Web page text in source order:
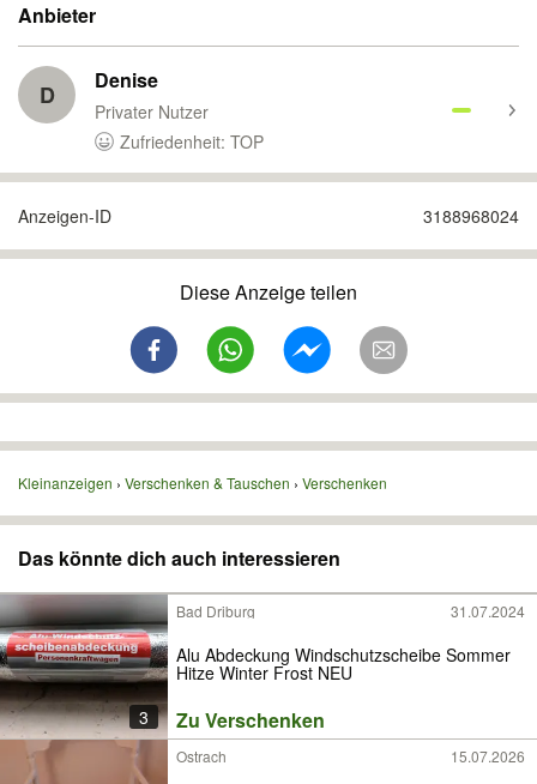
Anbieter
D Denise
Privater Nutzer
Zufriedenheit: TOP
Anzeigen-ID 3188968024
Diese Anzeige teilen
Kleinanzeigen Verschenken & Tauschen Verschenken
Das könnte dich auch interessieren
3
Bad Driburg 31.07.2024
Alu Abdeckung Windschutzscheibe Sommer
Hitze Winter Frost NEU
Zu Verschenken
Ostrach 15.07.2026